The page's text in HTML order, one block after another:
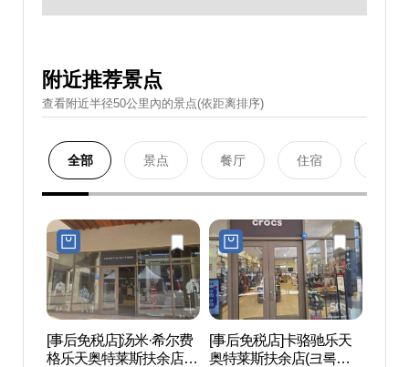
附近推荐景点
查看附近半径50公里內的景点(依距离排序)
全部 景点 餐厅 住宿
[事后免税店]汤米·希尔费
格乐天奥特莱斯扶余店
[事后免税店]卡骆驰乐天
奥特莱斯扶余店(크록스